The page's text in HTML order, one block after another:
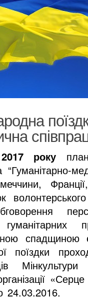
року
“Гуманітарно-
гуманітарних
спадщиною
поїздки
Мінкультури
24.03.2016.